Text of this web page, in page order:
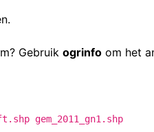
Gebruik ogrinfo om het
gem_2011_gn1.shp